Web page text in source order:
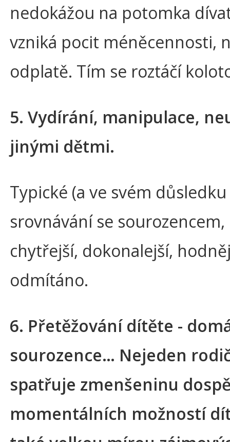
nedokážou na potomka
vzniká pocit méněcennosti,
odplatě. Tím se roztáčí
5. Vydírání, manipulace,
jinými dětmi.
Typické (a ve svém
srovnávání se
chytřejší, dokonalejší,
odmítáno.
6. Přetěžování dítěte -
sourozence… Nejeden
spatřuje zmenšeninu
momentálních možností